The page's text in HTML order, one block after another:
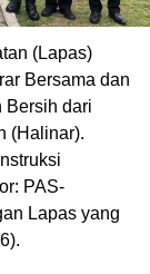
(Lapas)
Bersama dan
Bersih dari
(Halinar).
PAS-
Lapas yang